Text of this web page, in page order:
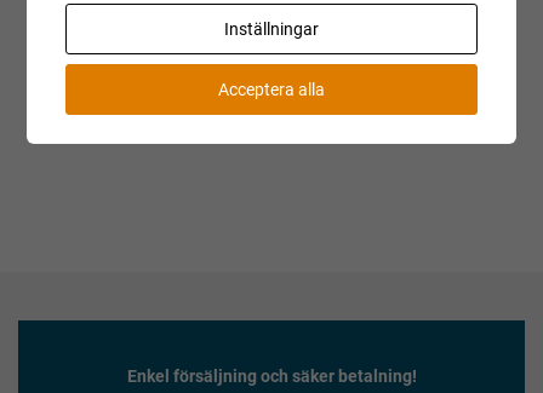
Auktionen är avslutad
Är du intresserad av objektet men deltog inte i
budgivningen, var vänlig kontakta ansvarig mäklare för
Enkel försäljning och säker betalning!
Inställningar
Acceptera alla